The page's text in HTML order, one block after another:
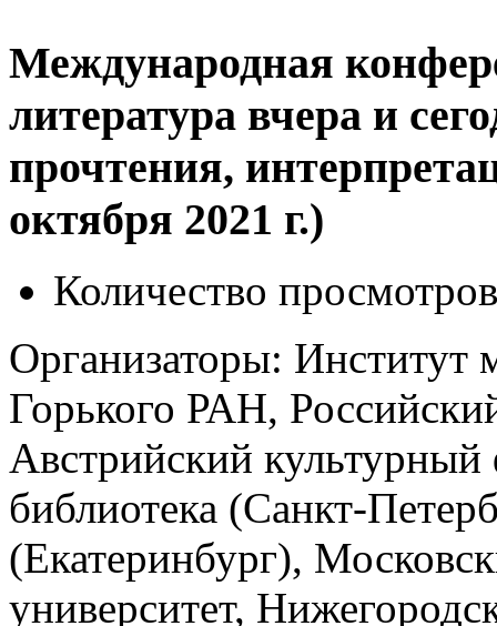
Международная
литература вчера и
прочтения,
октября 2021 г.)
Количество
Организаторы:
Горького РАН,
Австрийский
библиотека (Санкт-
(Екатеринбург),
университет,